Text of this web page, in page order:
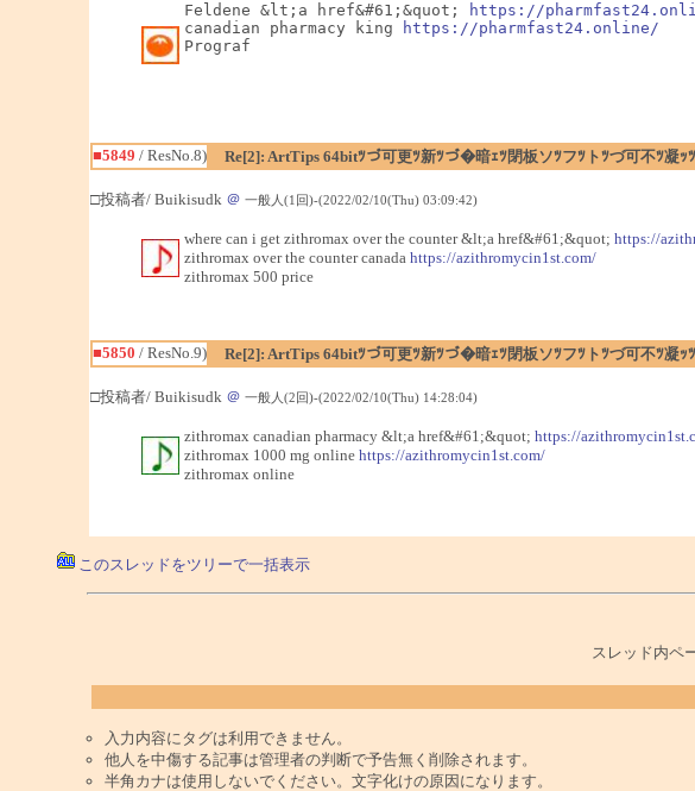
Feldene &lt;a href&#61;&quot; https://
canadian pharmacy king
https://pharmfast24.online/
Prograf
■5849 / ResNo.8)
Re[2]: ArtTips 64bitﾂづ可更ﾂ新ﾂづ�暗ｪﾂ閉板ソﾂフﾂトﾂづ可不ﾂ凝ｯ
□投稿者/ Buikisudk ＠ 一般人(1回)-(2022/02/10(Thu) 03:09:42)
where can i get zithromax over the counter &lt;a href&#61;&quot; https://
zithromax over the counter canada https://azithromycin1st.com/
zithromax 500 price
■5850 / ResNo.9)
Re[2]: ArtTips 64bitﾂづ可更ﾂ新ﾂづ�暗ｪﾂ閉板ソﾂフﾂトﾂづ可不ﾂ凝ｯ
□投稿者/ Buikisudk ＠ 一般人(2回)-(2022/02/10(Thu) 14:28:04)
zithromax canadian pharmacy &lt;a href&#61;&quot; https://
zithromax 1000 mg online https://azithromycin1st.com/
zithromax online
このスレッドをツリーで一括表示
スレッド内ペ
入力内容にタグは利用できません。
他人を中傷する記事は管理者の判断で予告無く削除されます。
半角カナは使用しないでください。文字化けの原因になります。